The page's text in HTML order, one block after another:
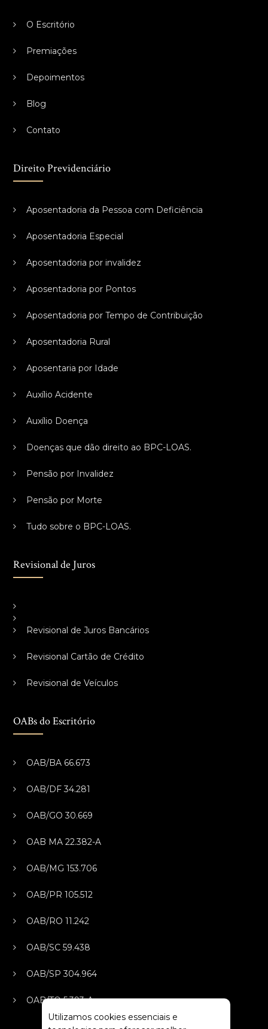
O Escritório
Premiações
Depoimentos
Blog
Contato
Direito Previdenciário
Aposentadoria da Pessoa com Deficiência
Aposentadoria Especial
Aposentadoria por invalidez
Aposentadoria por Pontos
Aposentadoria por Tempo de Contribuição
Aposentadoria Rural
Aposentaria por Idade
Auxílio Acidente
Auxílio Doença
Doenças que dão direito ao BPC-LOAS.
Pensão por Invalidez
Pensão por Morte
Tudo sobre o BPC-LOAS.
Revisional de Juros
Revisional de Juros Bancários
Revisional Cartão de Crédito
Revisional de Veículos
OABs do Escritório
OAB/BA 66.673
OAB/DF 34.281
OAB/GO 30.669
OAB MA 22.382-A
OAB/MG 153.706
OAB/PR 105.512
OAB/RO 11.242
OAB/SC 59.438
OAB/SP 304.964
OAB/TO 5.393-A
Utilizamos cookies essenciais e